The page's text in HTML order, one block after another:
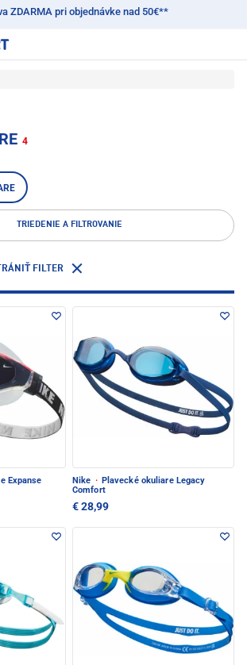
ZDARMA pri objednávke nad 50€**
4
TRIEDENIE A FILTROVANIE
FILTER
Expanse
Nike · Plavecké okuliare Legacy
Comfort
€ 28,99